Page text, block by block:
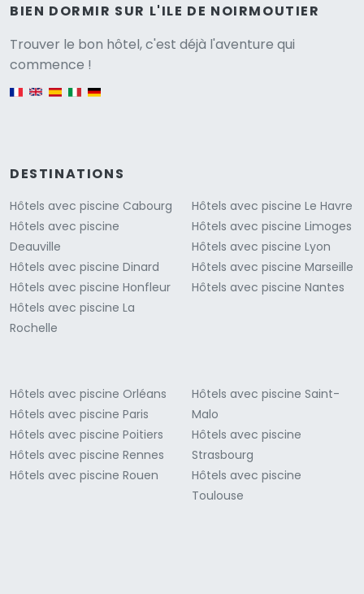
BIEN DORMIR SUR L'ILE DE NOIRMOUTIER
Trouver le bon hôtel, c'est déjà l'aventure qui
commence !
DESTINATIONS
Hôtels avec piscine Cabourg
Hôtels avec piscine
Deauville
Hôtels avec piscine Dinard
Hôtels avec piscine Honfleur
Hôtels avec piscine La
Rochelle
Hôtels avec piscine Le Havre
Hôtels avec piscine Limoges
Hôtels avec piscine Lyon
Hôtels avec piscine Marseille
Hôtels avec piscine Nantes
Hôtels avec piscine Orléans
Hôtels avec piscine Paris
Hôtels avec piscine Poitiers
Hôtels avec piscine Rennes
Hôtels avec piscine Rouen
Hôtels avec piscine Saint-
Malo
Hôtels avec piscine
Strasbourg
Hôtels avec piscine
Toulouse